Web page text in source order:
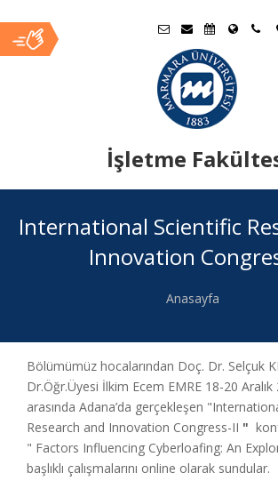
İşletme
İçerik
International Scientific
Innovation
Anasayfa
Bölümümüz hocalarından Doç. Dr. Selçuk
Dr.Öğr.Üyesi İlkim Ecem EMRE 18-20
arasında Adana’da gerçekleşen
Research and Innovation Congress-II "
" Factors Influencing Cyberloafing: An
başlıklı çalışmalarını online olarak sundular.